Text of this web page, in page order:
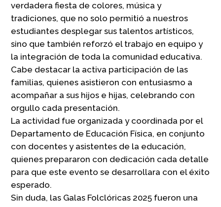
verdadera fiesta de colores, música y
tradiciones, que no solo permitió a nuestros
estudiantes desplegar sus talentos artísticos,
sino que también reforzó el trabajo en equipo y
la integración de toda la comunidad educativa.
Cabe destacar la activa participación de las
familias, quienes asistieron con entusiasmo a
acompañar a sus hijos e hijas, celebrando con
orgullo cada presentación.
La actividad fue organizada y coordinada por el
Departamento de Educación Física, en conjunto
con docentes y asistentes de la educación,
quienes prepararon con dedicación cada detalle
para que este evento se desarrollara con el éxito
esperado.
Sin duda, las Galas Folclóricas 2025 fueron una